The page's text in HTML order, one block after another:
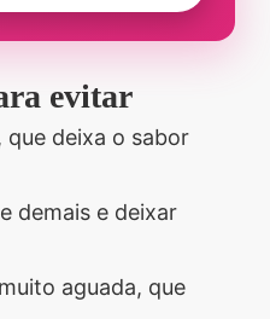
evitar
deixa o sabor
demais e deixar
aguada, que